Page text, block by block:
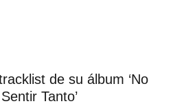
de su álbum ‘No
Tanto’